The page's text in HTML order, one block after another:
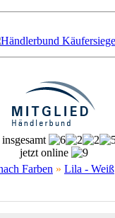
jetzt online
Farben » Lila - Weiß